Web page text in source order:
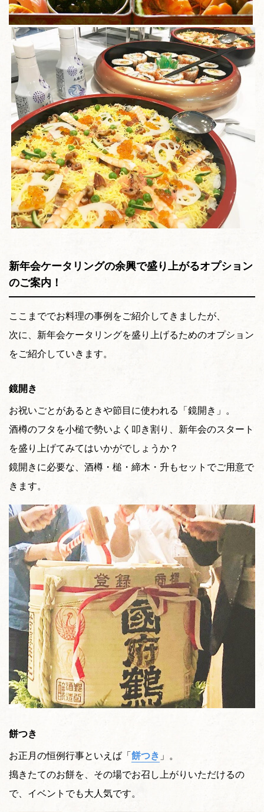
新年会ケータリングの余興で盛り上がるオプション
のご案内！
ここまででお料理の事例をご紹介してきましたが、
次に、新年会ケータリングを盛り上げるためのオプション
をご紹介していきます。
鏡開き
お祝いごとがあるときや節目に使われる「鏡開き」。
酒樽のフタを小槌で勢いよく叩き割り、新年会のスタート
を盛り上げてみてはいかがでしょうか？
鏡開きに必要な、酒樽・槌・締木・升もセットでご用意で
きます。
餅つき
お正月の恒例行事といえば「餅つき 」。
搗きたてのお餅を、その場でお召し上がりいただけるの
で、イベントでも大人気です。